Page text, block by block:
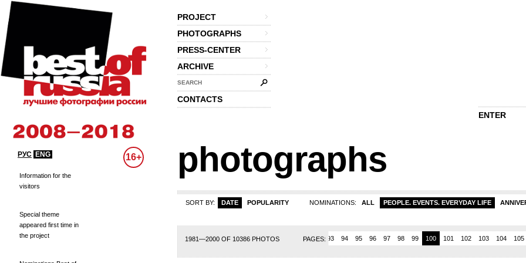
PROJECT
PHOTOGRAPHS
PRESS-CENTER
ARCHIVE
SEARCH
CONTACTS
ENTER
РУС ENG 16+
Information for the
visitors
Special theme
appeared first time in
the project
photographs
SORT BY: DATE POPULARITY NOMINATIONS: ALL PEOPLE. EVENTS. EVERYDAY LIFE
1981—2000 OF 10386 PHOTOS PAGES:
71 72 73 83 84 85 86 87 88 89 91 92 93 94 95 96 97 98 99 100 101 102 103 104 105